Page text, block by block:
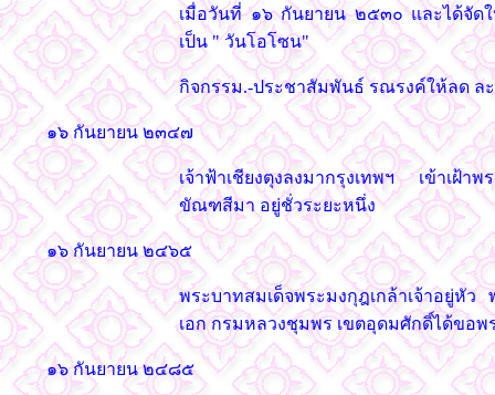
เมื่อวันที่ ๑๖ กันยายน ๒๕๓๐ และได้จัด
เป็น " วันโอโซน"
กิจกรรม.-ประชาสัมพันธ์ รณรงค์ให้ลด ล
๑๖ กันยายน ๒๓๔๗
เจ้าฟ้าเชียงตุงลงมากรุงเทพฯ เข้าเฝ้
ขัณฑสีมา อยู่ชั่วระยะหนึ่ง
๑๖ กันยายน ๒๔๖๕
พระบาทสมเด็จพระมงกุฎเกล้าเจ้าอยู่หั
เอก กรมหลวงชุมพร เขตอุดมศักดิ์ได้ขอพ
๑๖ กันยายน ๒๔๘๕